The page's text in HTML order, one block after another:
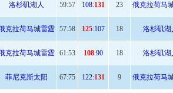
洛杉矶湖人 59:57 108:131 23 俄克拉荷马
克拉荷马城雷霆 57:58 125:107 18 洛杉矶湖
克拉荷马城雷霆 61:53 108:90 18 洛杉矶湖
菲尼克斯太阳 67:75 122:131 9 俄克拉荷马